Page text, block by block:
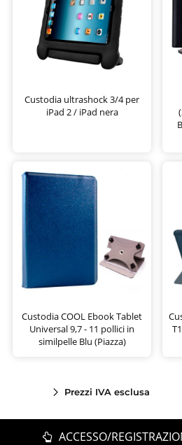
Custodia ultrashock 3/4 per
iPad 2 / iPad nera
Custodia COOL Ebook Tablet
Universal 9,7 - 11 pollici in
similpelle Blu (Piazza)
Prezzi IVA esclusa
ACCESSO/